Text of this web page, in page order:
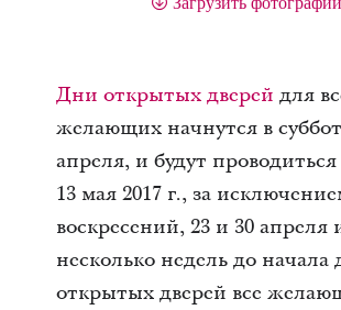
Дни открытых дверей для
желающих начнутся в
апреля, и будут
13 мая 2017 г., за
воскресений, 23 и 30 апреля
несколько недель до начала
открытых дверей все